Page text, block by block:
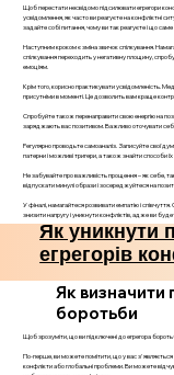
Щоб перестати несвідомо підсилювати егрегори
усвідомлення, як часто ви реагуєте на конфліктні
задайте собі питання, чому ви так реагуєте і що саме
Наступним кроком є зміна звичок спілкування.
спілкування переходить у негативну площину,
емоціям.
Крім того, корисно практикувати усвідомленість.
присутніми в моменті. Це дозволить вам краще
Спробуйте також перенаправити свою енергію на
заряджають вас позитивом. Важливо оточувати
Регулярно проводьте самоаналіз. Записуйте свої
патерни і можливі тригери, а також знайти способи їх
Не забувайте про важливість прощення – як себе,
відпускати минулі образи і зосереджуйтеся на
У фіналі, намагайтеся розвивати емпатію і
знизити напругу і уникнути конфліктів, адже ви
Як уникнути
егрегорів
Як визначити
боротьби
Щоб зрозуміти, що ви підключені до егрегора
По-перше, ви можете помітити, що у вас з'являється
конфлікти або глобальні проблеми. Ви можете